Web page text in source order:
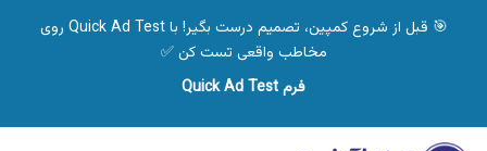
🎯 قبل از شروع کمپین، تصمیم درست بگیر! با Quick Ad Test روی
مخاطب واقعی تست کن ✅
فرم Quick Ad Test